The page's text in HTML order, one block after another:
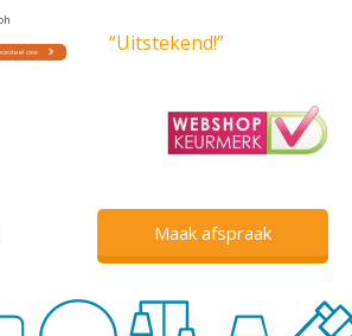
“Uitstekend!”
Maak afspraak